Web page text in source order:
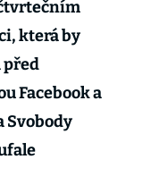
která by
před
Facebook a
Svobody